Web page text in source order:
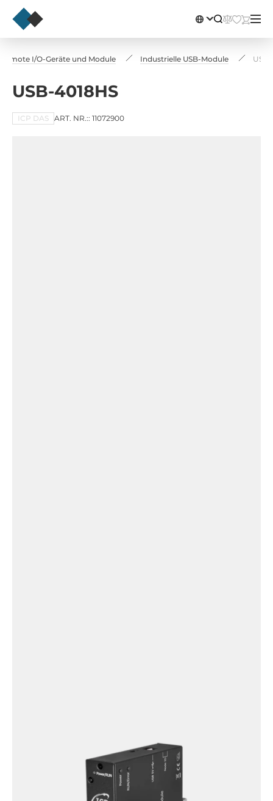
Remote I/O-Geräte und Module Industrielle USB-Module
USB-4018HS
ICP DAS ART. NR.:: 11072900